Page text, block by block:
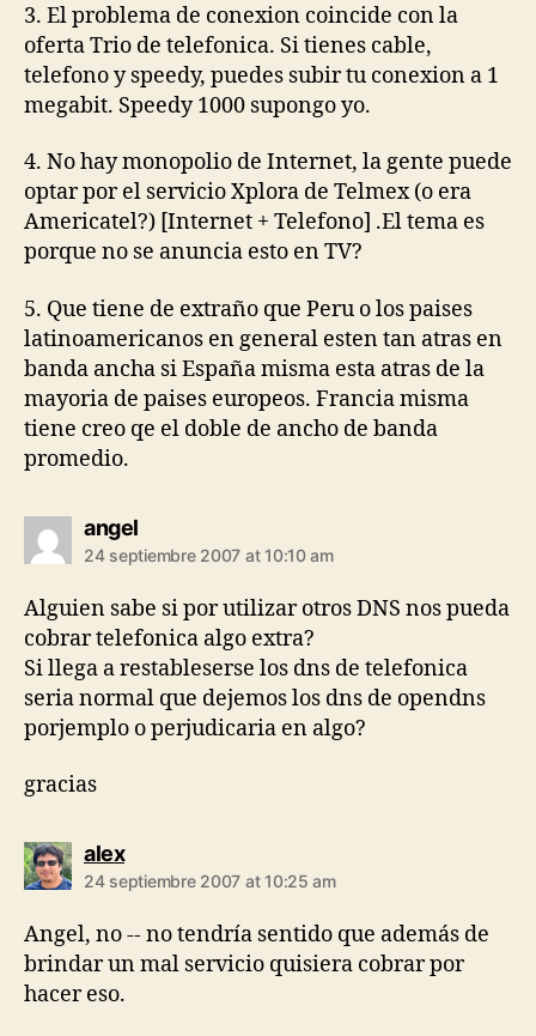
3. El problema de conexion coincide con la
oferta Trio de telefonica. Si tienes cable,
telefono y speedy, puedes subir tu conexion a 1
megabit. Speedy 1000 supongo yo.
4. No hay monopolio de Internet, la gente puede
optar por el servicio Xplora de Telmex (o era
Americatel?) [Internet + Telefono] .El tema es
porque no se anuncia esto en TV?
5. Que tiene de extraño que Peru o los paises
latinoamericanos en general esten tan atras en
banda ancha si España misma esta atras de la
mayoria de paises europeos. Francia misma
tiene creo qe el doble de ancho de banda
promedio.
angelsays:
24 septiembre 2007 at 10:10 am
Alguien sabe si por utilizar otros DNS nos pueda
cobrar telefonica algo extra?
Si llega a restableserse los dns de telefonica
seria normal que dejemos los dns de opendns
porjemplo o perjudicaria en algo?
gracias
alexsays:
24 septiembre 2007 at 10:25 am
Angel, no -- no tendría sentido que además de
brindar un mal servicio quisiera cobrar por
hacer eso.